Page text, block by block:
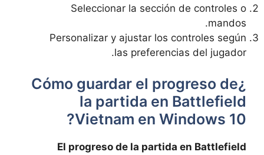
Seleccionar la sección de controles o
mandos.
Personalizar y ajustar los controles según
las preferencias del jugador.
¿Cómo guardar el progreso de
la partida en Battlefield
Vietnam en Windows 10?
El progreso de la partida en Battlefield